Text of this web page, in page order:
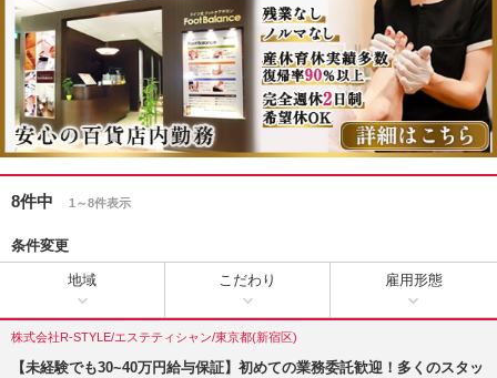
8件中 1～8件表示
条件変更
地域 こだわり 雇用形態
株式会社R-STYLE/エステティシャン/東京都(新宿区)
【未経験でも30~40万円給与保証】初めての業務委託歓迎！多くのスタッ